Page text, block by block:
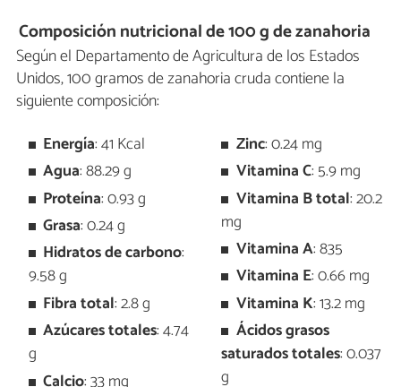
Composición nutricional de 100 g de zanahoria
Según el Departamento de Agricultura de los Estados
Unidos, 100 gramos de zanahoria cruda contiene la
siguiente composición:
Energía: 41 Kcal
Agua: 88.29 g
Proteína: 0.93 g
Grasa: 0.24 g
Hidratos de carbono:
9.58 g
Fibra total: 2.8 g
Azúcares totales: 4.74
g
Calcio: 33 mg
Zinc: 0.24 mg
Vitamina C: 5.9 mg
Vitamina B total: 20.2
mg
Vitamina A: 835
Vitamina E: 0.66 mg
Vitamina K: 13.2 mg
Ácidos grasos
saturados totales: 0.037
g